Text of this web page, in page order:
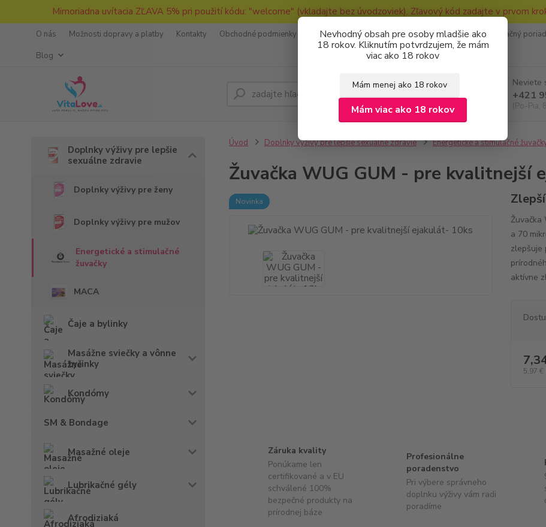
Mimoriadna uvítacia ZĽAVA 5% pri použití kódu: "welcome" (vkladajte bez úvodzoviek). Zľavový kód zadajte v prvom
Nevhodný obsah pre osoby mladšie ako
18 rokov. Kliknutím potvrdzujem, že mám
viac ako 18 rokov
Mám menej ako 18 rokov
Mám viac ako 18 rokov
O nás Možnosti dopravy a platby Kontakty Obchodné podmienky Ako nakupovať Ochrana osobných údajov
Reklamačný
Blog
Neviete
+421
(Po-Pia,
Doplnky výživy pre lepšie
sexuálne zdravie
Doplnky výživy pre ženy
Doplnky výživy pre mužov
Energetické a stimulačné
žuvačky
MACA
Čaje a bylinky
Masážne sviečky a vônne
tyčinky
Kondómy
SM & Bondage
Masažné oleje
Lubrikačné gély
Afrodiziaká
Úvod Doplnky výživy pre lepšie sexuálne zdravie Energetické a stimulačné
Žuvačka WUG GUM - pre kvalitnejší
Novinka
Žuvačka
a 70
zlepšuje
aktívne
5,97 €
Záruka kvality
Ponúkame len
certifikované a v EU
schválené 100%
bezpečné produkty na
prírodnej báze
Profesionálne
poradenstvo
Pri výbere správneho
doplnku výživy vám radi
poradíme